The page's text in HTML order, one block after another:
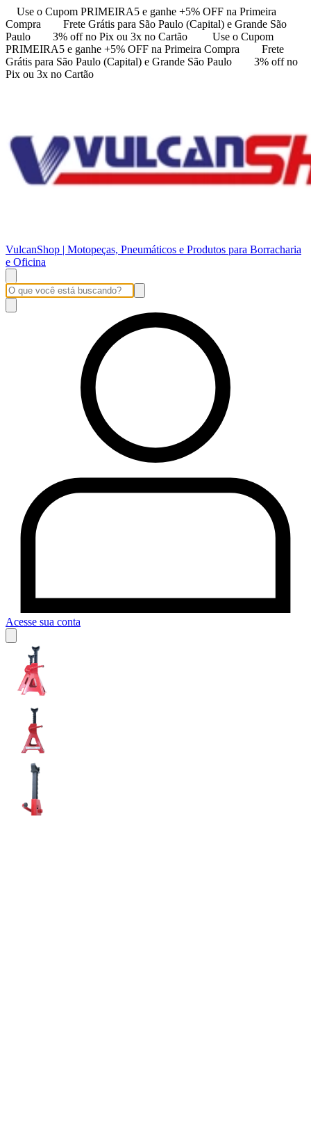
Use o Cupom PRIMEIRA5 e ganhe +5% OFF na Primeira
Compra
Frete Grátis para São Paulo (Capital) e Grande São
Paulo
3% off no Pix ou 3x no Cartão
Use o Cupom
PRIMEIRA5 e ganhe +5% OFF na Primeira Compra
Frete
Grátis para São Paulo (Capital) e Grande São Paulo
3% off no
Pix ou 3x no Cartão
VulcanShop | Motopeças, Pneumáticos e Produtos para Borracharia
e Oficina
Acesse sua conta